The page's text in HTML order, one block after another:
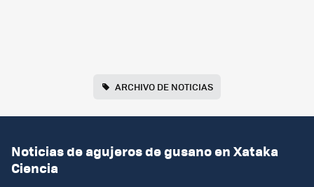
ARCHIVO DE NOTICIAS
Noticias de agujeros de gusano en Xataka
Ciencia